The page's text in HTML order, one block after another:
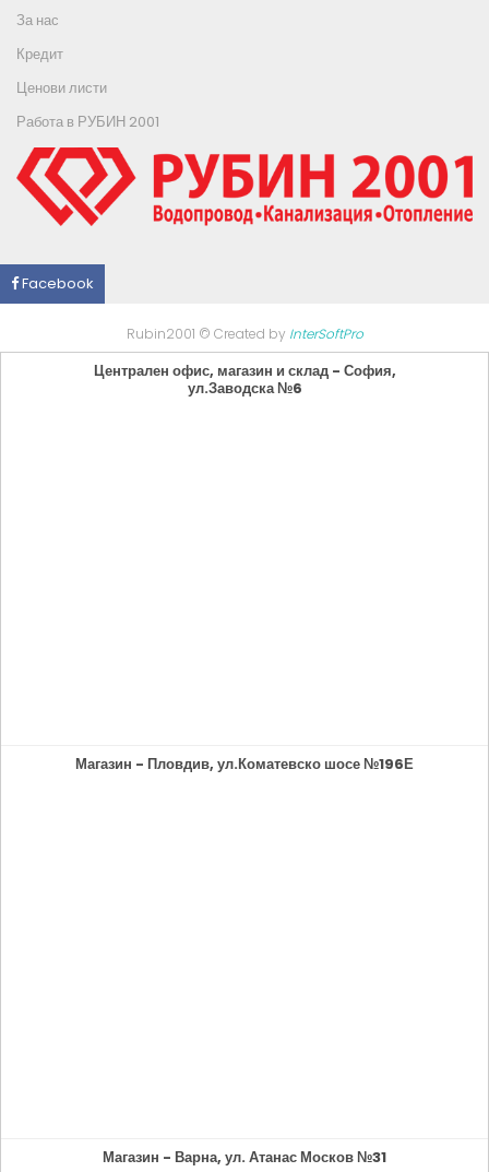
За нас
Кредит
Ценови листи
Работа в РУБИН 2001
Facebook
Rubin2001 © Created by InterSoftPro
Централен офис, магазин и склад - София,
ул.Заводска №6
Магазин - Пловдив, ул.Коматевско шосе №196Е
Магазин - Варна, ул. Атанас Москов №31